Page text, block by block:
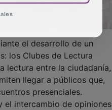
el desarrollo de un
los Clubes de Lectura
lectura entre la ciudadanía,
llegar a públicos que,
presenciales.
el intercambio de opiniones